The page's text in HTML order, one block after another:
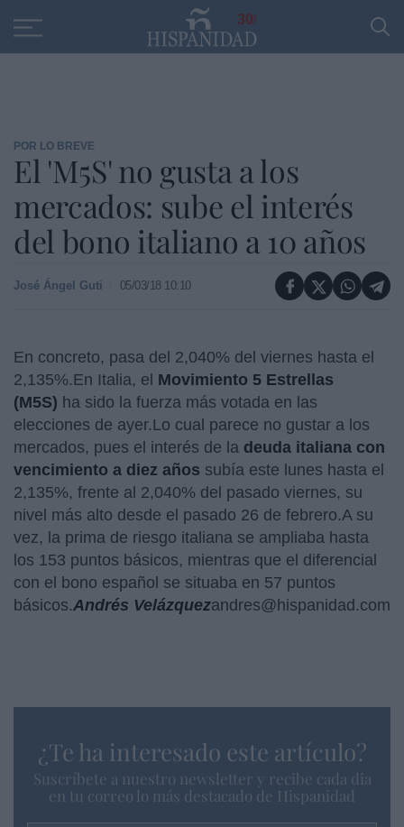
30
POR LO BREVE
El 'M5S' no gusta a los
mercados: sube el interés
del bono italiano a 10 años
José Ángel Guti 05/03/18 10:10
En concreto, pasa del 2,040% del viernes hasta el
2,135%.En Italia, el Movimiento 5 Estrellas
(M5S) ha sido la fuerza más votada en las
elecciones de ayer.Lo cual parece no gustar a los
mercados, pues el interés de la deuda italiana con
vencimiento a diez años subía este lunes hasta el
2,135%, frente al 2,040% del pasado viernes, su
nivel más alto desde el pasado 26 de febrero.A su
vez, la prima de riesgo italiana se ampliaba hasta
los 153 puntos básicos, mientras que el diferencial
con el bono español se situaba en 57 puntos
básicos.Andrés Velázquezandres@hispanidad.com
¿Te ha interesado este artículo?
Suscríbete a nuestro newsletter y recibe cada dia
en tu correo lo más destacado de Hispanidad